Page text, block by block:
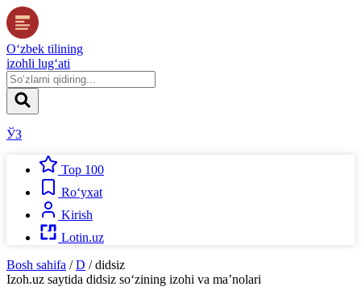
O‘zbek tilining
izohli lug‘ati
ЎЗ
Top 100
Ro‘yxat
Kirish
Lotin.uz
Bosh sahifa / D / didsiz
Izoh.uz saytida didsiz so‘zining izohi va ma’nolari